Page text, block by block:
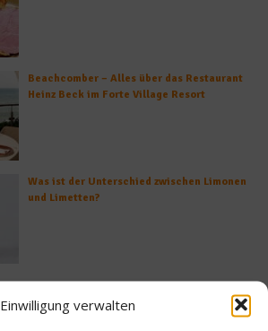
Einwilligung verwalten
Beachcomber – Alles über das Restaurant
Heinz Beck im Forte Village Resort
Was ist der Unterschied zwischen Limonen
und Limetten?